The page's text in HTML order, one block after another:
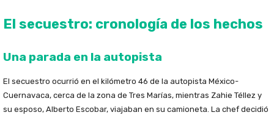
El secuestro: cronología de los hechos
Una parada en la autopista
El secuestro ocurrió en el kilómetro 46 de la autopista México-
Cuernavaca, cerca de la zona de Tres Marías, mientras Zahie Téllez y
su esposo, Alberto Escobar, viajaban en su camioneta. La chef decidió